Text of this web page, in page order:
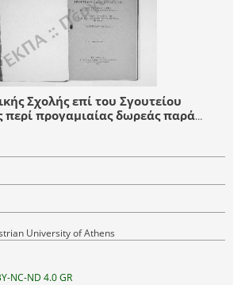
Σχολής επί του Σγουτείου
περί προγαμιαίας δωρεάς παρά
Αναγνωσθείσα τη 28
Εθνικώ Πανεπιστημίω υπό του
Σχολής Αλκιβιάδου Κρασσά
University of Athens
NC-ND 4.0 GR